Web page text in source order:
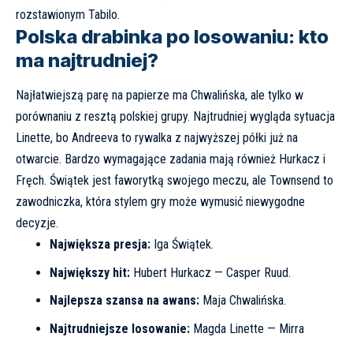
rozstawionym Tabilo.
Polska drabinka po losowaniu: kto
ma najtrudniej?
Najłatwiejszą parę na papierze ma Chwalińska, ale tylko w
porównaniu z resztą polskiej grupy. Najtrudniej wygląda sytuacja
Linette, bo Andreeva to rywalka z najwyższej półki już na
otwarcie. Bardzo wymagające zadania mają również Hurkacz i
Fręch. Świątek jest faworytką swojego meczu, ale Townsend to
zawodniczka, która stylem gry może wymusić niewygodne
decyzje.
Największa presja:Iga Świątek.
Największy hit:Hubert Hurkacz — Casper Ruud.
Najlepsza szansa na awans:Maja Chwalińska.
Najtrudniejsze losowanie:Magda Linette — Mirra